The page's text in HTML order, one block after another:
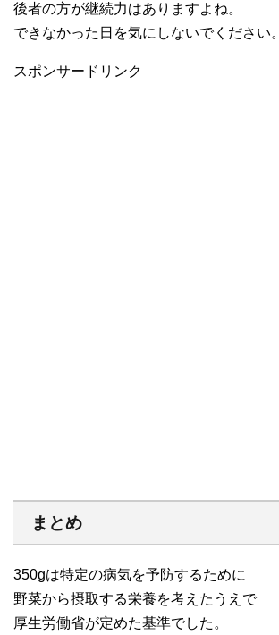
後者の方が継続力はありますよね。
できなかった日を気にしないでください。
スポンサードリンク
まとめ
350gは特定の病気を予防するために
野菜から摂取する栄養を考えたうえで
厚生労働省が定めた基準でした。